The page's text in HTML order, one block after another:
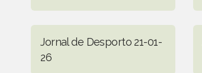
Jornal de Desporto 21-01-
26